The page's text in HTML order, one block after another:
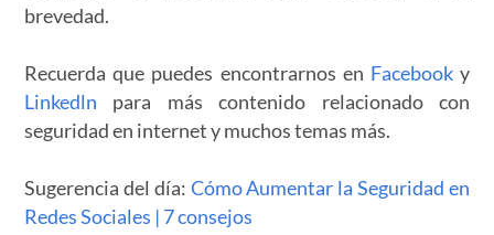
brevedad.
Recuerda que puedes encontrarnos en Facebooky
Linkedln para más contenido relacionado con
seguridad en internet y muchos temas más.
Sugerencia del día: Cómo Aumentar la Seguridad en
Redes Sociales | 7 consejos